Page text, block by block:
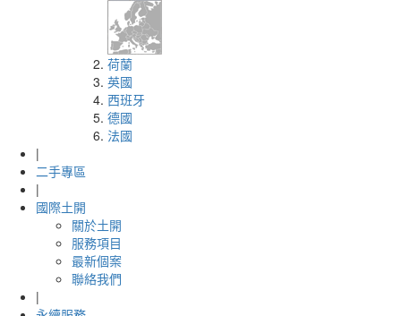
荷蘭
英國
西班牙
德國
法國
|
二手專區
|
國際土開
關於土開
服務項目
最新個案
聯絡我們
|